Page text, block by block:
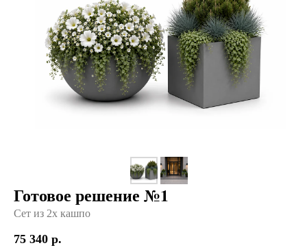
Готовое решение №1
Сет из 2х кашпо
75 340 р.